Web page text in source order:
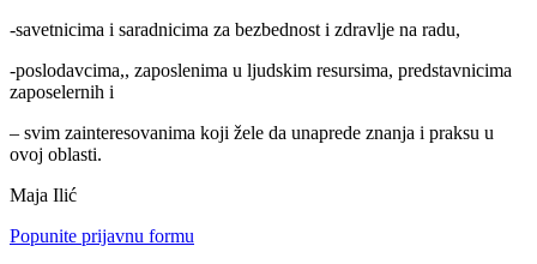
-savetnicima i saradnicima za bezbednost i zdravlje na radu,
-poslodavcima,, zaposlenima u ljudskim resursima, predstavnicima
zaposelernih i
– svim zainteresovanima koji žele da unaprede znanja i praksu u
ovoj oblasti.
Maja Ilić
Popunite prijavnu formu